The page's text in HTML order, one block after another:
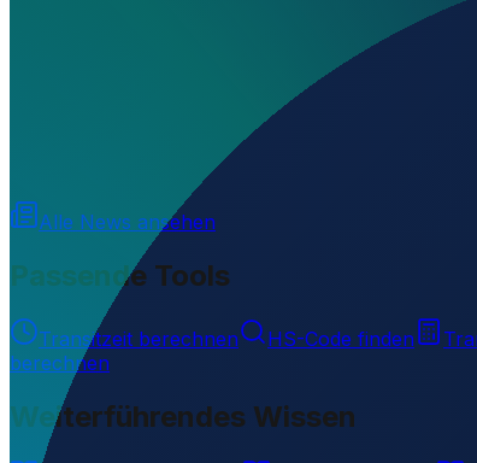
Auf welcher Höhe liegt Abrit Airfield?
27.81772
Alle News ansehen
Passende Tools
Transitzeit berechnen HS-Code finden
berechnen
Weiterführendes Wissen